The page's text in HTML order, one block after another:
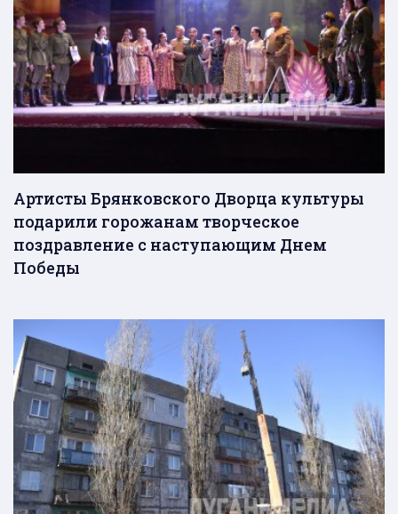
Артисты Брянковского Дворца культуры
подарили горожанам творческое
поздравление с наступающим Днем
Победы